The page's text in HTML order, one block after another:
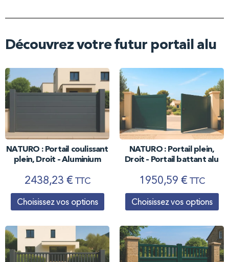
Découvrez votre futur portail alu
NATURO : Portail coulissant
plein, Droit – Aluminium
2438,23 € TTC
Choisissez vos options
NATURO : Portail plein,
Droit – Portail battant alu
1950,59 € TTC
Choisissez vos options